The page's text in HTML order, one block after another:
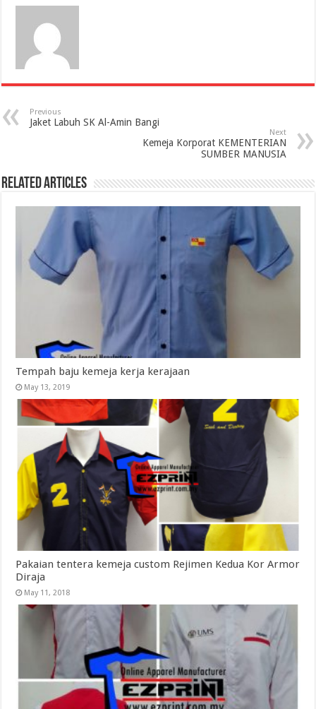
Previous
Jaket Labuh SK Al-Amin Bangi
Next
Kemeja Korporat KEMENTERIAN
SUMBER MANUSIA
Related Articles
Tempah baju kemeja kerja kerajaan
May 13, 2019
Pakaian tentera kemeja custom Rejimen Kedua Kor Armor
Diraja
May 11, 2018